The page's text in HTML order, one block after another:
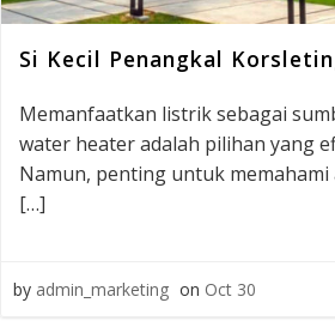
Si Kecil Penangkal
Memanfaatkan listrik sebagai
water heater adalah pilihan yang
Namun, penting untuk memahami
[…]
by admin_marketing on Oct 30